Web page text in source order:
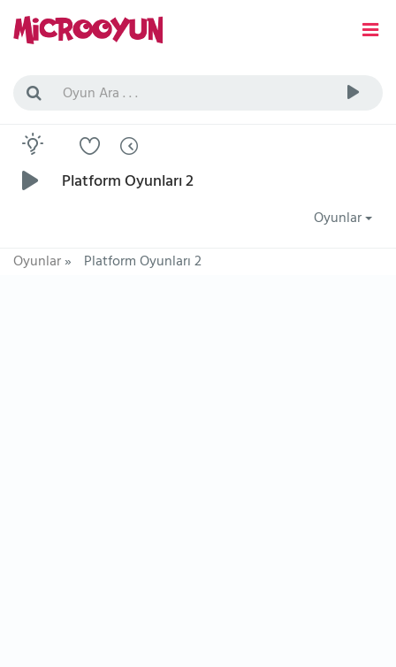
Platform Oyunları 2
Oyunlar
Oyunlar» Platform Oyunları 2